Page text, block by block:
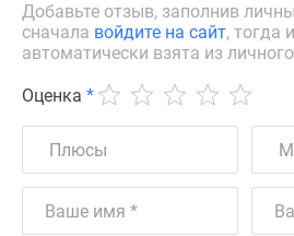
Добавьте отзыв, заполнив
сначала войдите на сайт, тогда
автоматически взята из
Оценка *